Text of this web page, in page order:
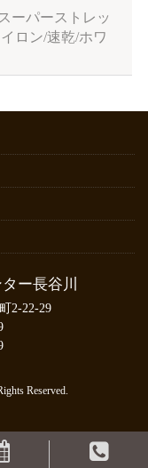
ーパーストレッ
ロン/速乾/ホワ
ー長谷川
2-22-29
Reserved.